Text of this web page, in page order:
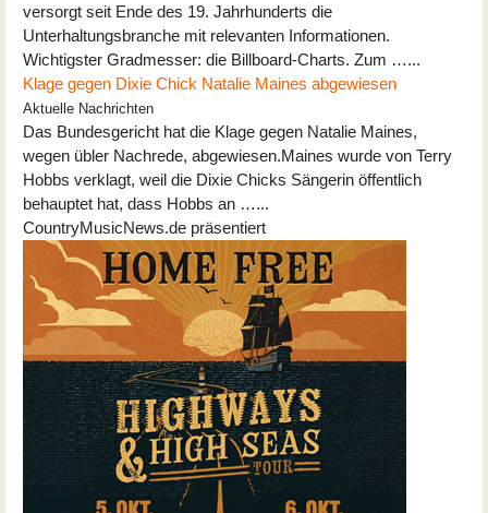
versorgt seit Ende des 19. Jahrhunderts die
Unterhaltungsbranche mit relevanten Informationen.
Wichtigster Gradmesser: die Billboard-Charts. Zum …...
Klage gegen Dixie Chick Natalie Maines abgewiesen
Aktuelle Nachrichten
Das Bundesgericht hat die Klage gegen Natalie Maines,
wegen übler Nachrede, abgewiesen.Maines wurde von Terry
Hobbs verklagt, weil die Dixie Chicks Sängerin öffentlich
behauptet hat, dass Hobbs an …...
CountryMusicNews.de präsentiert